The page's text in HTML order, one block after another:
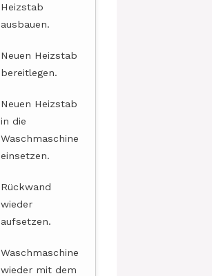
Heizstab
ausbauen.
Neuen Heizstab
bereitlegen.
Neuen Heizstab
in die
Waschmaschine
einsetzen.
Rückwand
wieder
aufsetzen.
Waschmaschine
wieder mit dem